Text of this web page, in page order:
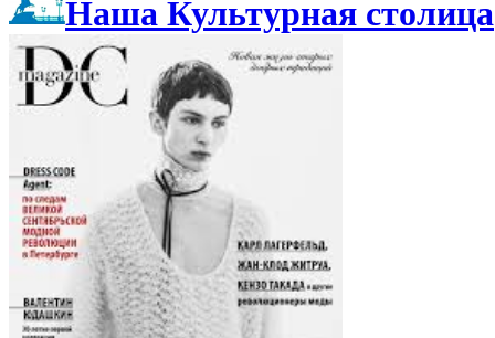
Наша Культурная столица